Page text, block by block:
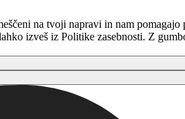
na tvoji napravi in ​​nam
izveš iz Politike zasebnosti. Z